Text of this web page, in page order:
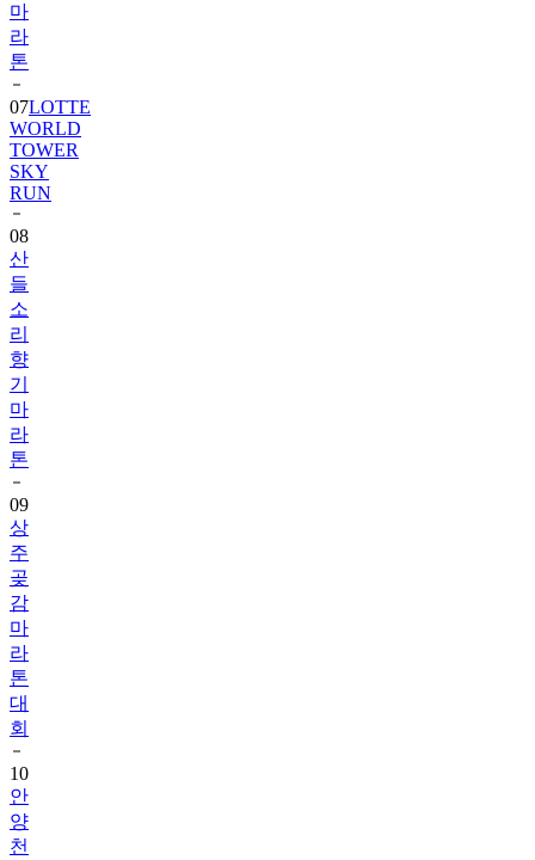
마
라
톤
07LOTTE
WORLD
TOWER
SKY
RUN
08
산
들
소
리
향
기
마
라
톤
09
상
주
곶
감
마
라
톤
대
회
10
안
양
천